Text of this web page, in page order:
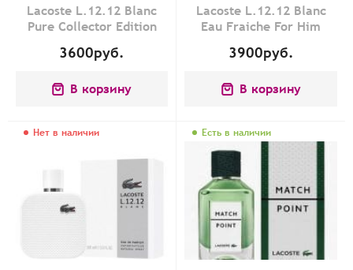
Lacoste L.12.12 Blanc
Pure Collector Edition
3600руб.
В корзину
Lacoste L.12.12 Blanc
Eau Fraiche For Him
3900руб.
В корзину
Нет в наличии Есть в наличии